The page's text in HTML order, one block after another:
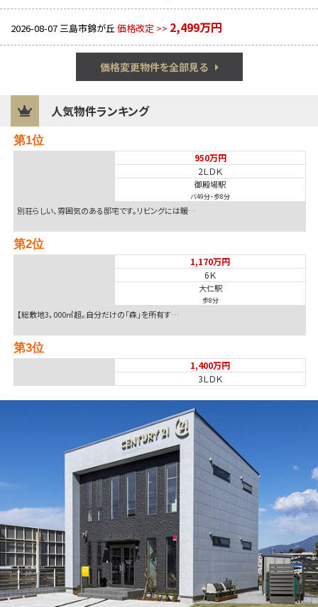
2026-08-07三島市錦が丘価格改定 >> 2,499万円
価格変更物件を全部見る
人気物件ランキング
第1位
950万円
2ＬＤＫ
御殿場駅
バ49分・歩8分
別荘らしい、雰囲気のある邸宅です。リビングには暖…
第2位
1,170万円
6Ｋ
大仁駅
歩8分
【総敷地3，000㎡超。自分だけの「森」を所有す…
第3位
1,400万円
3ＬＤＫ
四季を感じる十里木の自然に包まれた一軒家。趣ある…
1,780万円
2ＳＬＤＫ
沼津駅
歩20分
①南側道路が、記載幅員より広く、開放感が大きいと…
第5位
630万円
3ＬＤＫ
御殿場駅
バ40分・歩28分